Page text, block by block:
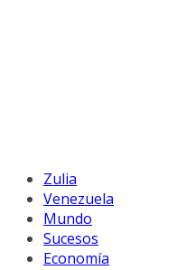
Zulia
Venezuela
Mundo
Sucesos
Economía